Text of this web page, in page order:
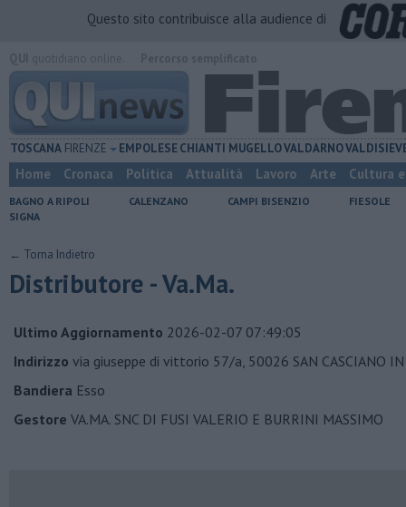
Questo sito contribuisce alla audience di
TOSCANA FIRENZE EMPOLESECHIANTI MUGELLOVALDARNO
Home Cronaca Politica Attualità Lavoro Arte Cultura
BAGNO A RIPOLI CALENZANO CAMPI BISENZIO
FIESOLE
SIGNA
← Torna Indietro
Distributore - Va.Ma.
Ultimo Aggiornamento 2026-02-07 07:49:05
Indirizzo via giuseppe di vittorio 57/a, 50026 SAN CASCIANO IN
Bandiera Esso
Gestore VA.MA. SNC DI FUSI VALERIO E BURRINI MASSIMO